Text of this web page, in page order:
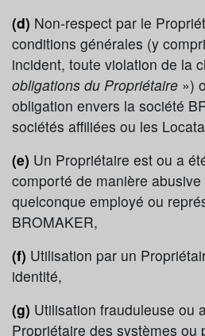
(d) Non-respect par le
conditions générales (y
incident, toute violation de la
obligations du Propriétaire »)
obligation envers la société
sociétés affiliées ou les
(e) Un Propriétaire est ou a
comporté de manière
quelconque employé ou
BROMAKER,
(f) Utilisation par un
identité,
(g) Utilisation frauduleuse ou
Propriétaire des systèmes ou